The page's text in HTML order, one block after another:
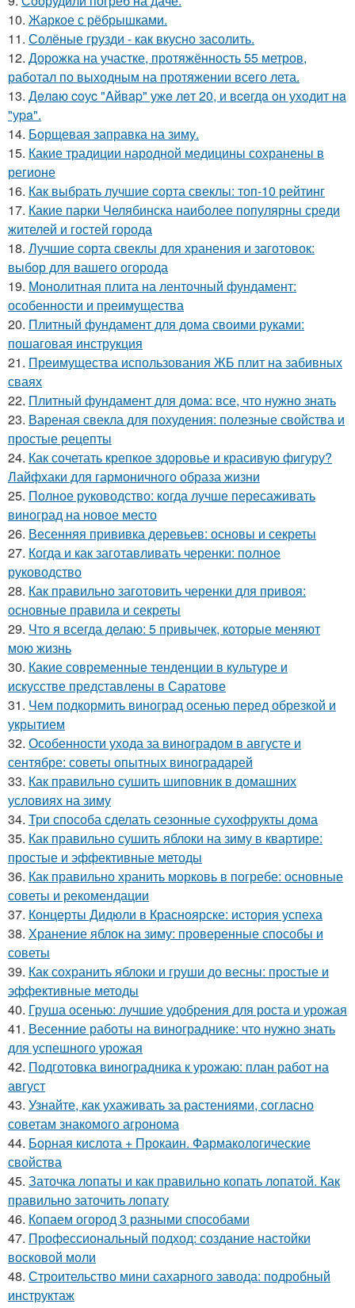
10. Жаркое с рёбрышками.
11. Солёные грузди - как вкусно засолить.
12. Дорожка на участке, протяжённость 55 метров,
работал по выходным на протяжении всего лета.
13. Дeлaю coуc "Aйвap" ужe лeт 20, и вceгдa oн уxoдит нa
"уpa".
14. Борщевая заправка на зиму.
15. Какие традиции народной медицины сохранены в
регионе
16. Как выбрать лучшие сорта свеклы: топ-10 рейтинг
17. Какие парки Челябинска наиболее популярны среди
жителей и гостей города
18. Лучшие сорта свеклы для хранения и заготовок:
выбор для вашего огорода
19. Монолитная плита на ленточный фундамент:
особенности и преимущества
20. Плитный фундамент для дома своими руками:
пошаговая инструкция
21. Преимущества использования ЖБ плит на забивных
сваях
22. Плитный фундамент для дома: все, что нужно знать
23. Вареная свекла для похудения: полезные свойства и
простые рецепты
24. Как сочетать крепкое здоровье и красивую фигуру?
Лайфхаки для гармоничного образа жизни
25. Полное руководство: когда лучше пересаживать
виноград на новое место
26. Весенняя прививка деревьев: основы и секреты
27. Когда и как заготавливать черенки: полное
руководство
28. Как правильно заготовить черенки для привоя:
основные правила и секреты
29. Что я всегда делаю: 5 привычек, которые меняют
мою жизнь
30. Какие современные тенденции в культуре и
искусстве представлены в Саратове
31. Чем подкормить виноград осенью перед обрезкой и
укрытием
32. Особенности ухода за виноградом в августе и
сентябре: советы опытных виноградарей
33. Как правильно сушить шиповник в домашних
условиях на зиму
34. Три способа сделать сезонные сухофрукты дома
35. Как правильно сушить яблоки на зиму в квартире:
простые и эффективные методы
36. Как правильно хранить морковь в погребе: основные
советы и рекомендации
37. Концерты Дидюли в Красноярске: история успеха
38. Хранение яблок на зиму: проверенные способы и
советы
39. Как сохранить яблоки и груши до весны: простые и
эффективные методы
40. Груша осенью: лучшие удобрения для роста и урожая
41. Весенние работы на винограднике: что нужно знать
для успешного урожая
42. Подготовка виноградника к урожаю: план работ на
август
43. Узнайте, как ухаживать за растениями, согласно
советам знакомого агронома
44. Борная кислота + Прокаин. Фармакологические
свойства
45. Заточка лопаты и как правильно копать лопатой. Как
правильно заточить лопату
46. Копаем огород 3 разными способами
47. Профессиональный подход: создание настойки
восковой моли
48. Строительство мини сахарного завода: подробный
инструктаж